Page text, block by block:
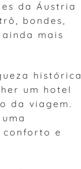
da Áustria
bondes,
mais
histórica
um hotel
da viagem.
e